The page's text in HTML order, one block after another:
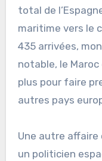
total de
maritime vers le
435 arrivées,
notable, le
plus pour faire
autres pays
Une autre
un politicien